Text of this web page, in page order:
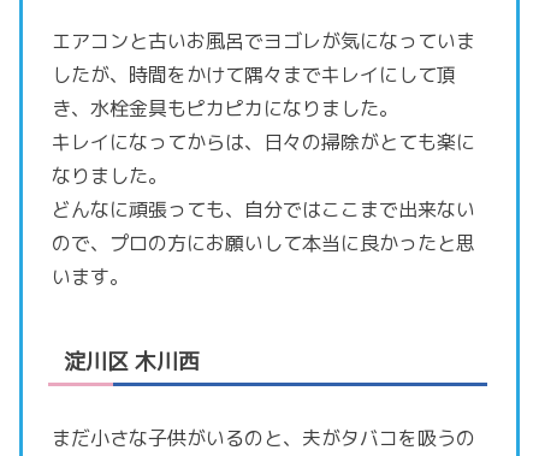
エアコンと古いお風呂でヨゴレが気になっていま
したが、時間をかけて隅々までキレイにして頂
き、水栓金具もピカピカになりました。
キレイになってからは、日々の掃除がとても楽に
なりました。
どんなに頑張っても、自分ではここまで出来ない
ので、プロの方にお願いして本当に良かったと思
います。
淀川区 木川西
まだ小さな子供がいるのと、夫がタバコを吸うの